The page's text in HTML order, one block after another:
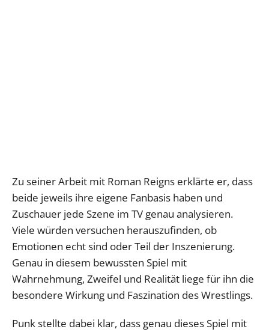
Zu seiner Arbeit mit Roman Reigns erklärte er, dass
beide jeweils ihre eigene Fanbasis haben und
Zuschauer jede Szene im TV genau analysieren.
Viele würden versuchen herauszufinden, ob
Emotionen echt sind oder Teil der Inszenierung.
Genau in diesem bewussten Spiel mit
Wahrnehmung, Zweifel und Realität liege für ihn die
besondere Wirkung und Faszination des Wrestlings.
Punk stellte dabei klar, dass genau dieses Spiel mit